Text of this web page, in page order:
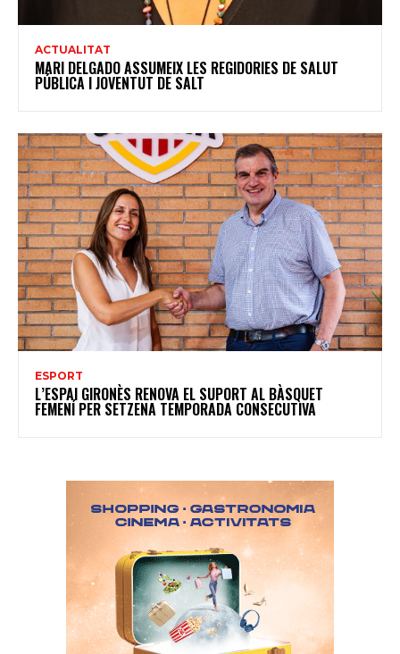
ACTUALITAT
MARI DELGADO ASSUMEIX LES REGIDORIES DE SALUT
PÚBLICA I JOVENTUT DE SALT
ESPORT
L’ESPAI GIRONÈS RENOVA EL SUPORT AL BÀSQUET
FEMENÍ PER SETZENA TEMPORADA CONSECUTIVA